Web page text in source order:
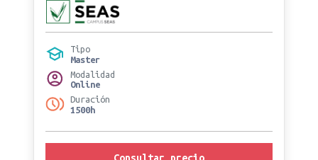
Tipo
Master
Modalidad
Online
Duración
1500h